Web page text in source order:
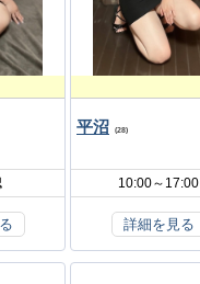
平沼 (28)
10:00～17:00
詳細を見る